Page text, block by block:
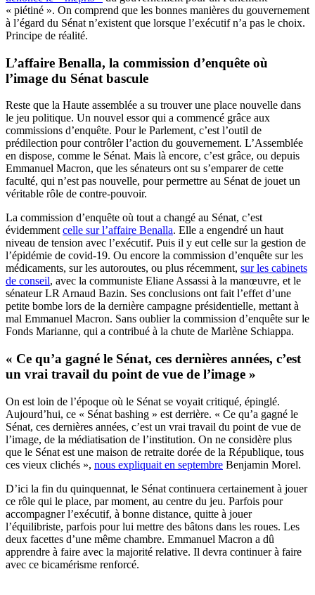
« piétiné ». On comprend que les bonnes manières du gouvernement
à l’égard du Sénat n’existent que lorsque l’exécutif n’a pas le choix.
Principe de réalité.
L’affaire Benalla, la commission d’enquête où
l’image du Sénat bascule
Reste que la Haute assemblée a su trouver une place nouvelle dans
le jeu politique. Un nouvel essor qui a commencé grâce aux
commissions d’enquête. Pour le Parlement, c’est l’outil de
prédilection pour contrôler l’action du gouvernement. L’Assemblée
en dispose, comme le Sénat. Mais là encore, c’est grâce, ou depuis
Emmanuel Macron, que les sénateurs ont su s’emparer de cette
faculté, qui n’est pas nouvelle, pour permettre au Sénat de jouet un
véritable rôle de contre-pouvoir.
La commission d’enquête où tout a changé au Sénat, c’est
évidemmentcelle sur l’affaire Benalla. Elle a engendré un haut
niveau de tension avec l’exécutif. Puis il y eut celle sur la gestion de
l’épidémie de covid-19. Ou encore la commission d’enquête sur les
médicaments, sur les autoroutes, ou plus récemment, sur les cabinets
de conseil, avec la communiste Eliane Assassi à la manœuvre, et le
sénateur LR Arnaud Bazin. Ses conclusions ont fait l’effet d’une
petite bombe lors de la dernière campagne présidentielle, mettant à
mal Emmanuel Macron. Sans oublier la commission d’enquête sur le
Fonds Marianne, qui a contribué à la chute de Marlène Schiappa.
« Ce qu’a gagné le Sénat, ces dernières années, c’est
un vrai travail du point de vue de l’image »
On est loin de l’époque où le Sénat se voyait critiqué, épinglé.
Aujourd’hui, ce « Sénat bashing » est derrière. « Ce qu’a gagné le
Sénat, ces dernières années, c’est un vrai travail du point de vue de
l’image, de la médiatisation de l’institution. On ne considère plus
que le Sénat est une maison de retraite dorée de la République, tous
ces vieux clichés », nous expliquait en septembre Benjamin Morel.
D’ici la fin du quinquennat, le Sénat continuera certainement à jouer
ce rôle qui le place, par moment, au centre du jeu. Parfois pour
accompagner l’exécutif, à bonne distance, quitte à jouer
l’équilibriste, parfois pour lui mettre des bâtons dans les roues. Les
deux facettes d’une même chambre. Emmanuel Macron a dû
apprendre à faire avec la majorité relative. Il devra continuer à faire
avec ce bicamérisme renforcé.